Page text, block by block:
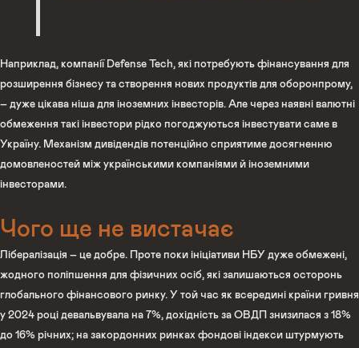
Наприклад, компанії Defense Tech, які потребують фінансування для
розширення бізнесу та створення нових продуктів для оборонпрому,
– дуже цікава ніша для іноземних інвесторів. Але через наявні валютні
обмеження такі інвестори рідко погоджуються інвестувати саме в
Україну. Механізм дивідендів потенційно сприятиме досягненню
домовленостей між українськими компаніями й іноземними
інвесторами.
Чого ще не вистачає
Лібералізація – це добре. Проте поки ініціативи НБУ дуже обмежені,
жодного поліпшення для фізичних осіб, які залишаються осторонь
глобального фінансового ринку. У той час як всередині країни гривня
у 2024 році девальвувала на 7%, дохідність за ОВДП знизилася з 18%
до 16% річних; на закордонних ринках фондові індекси штурмують